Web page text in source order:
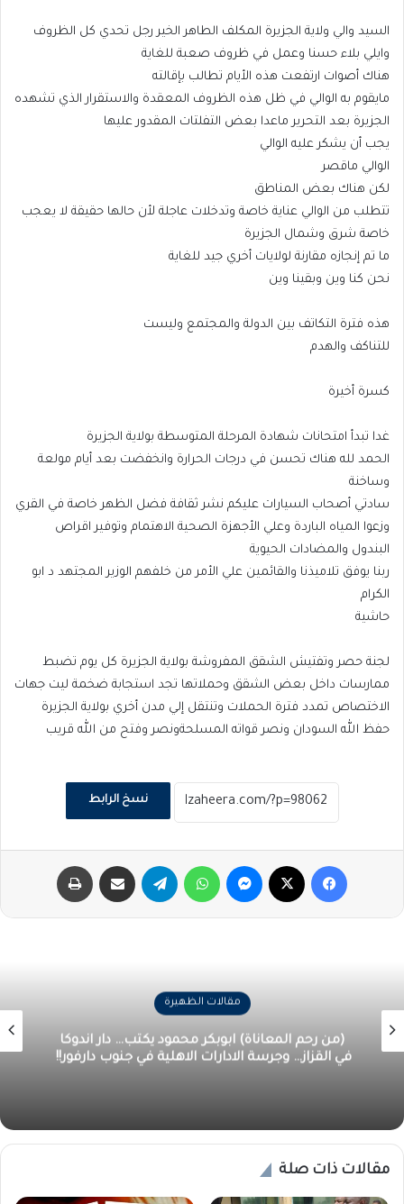
السيد والي ولاية الجزيرة المكلف الطاهر الخير رجل تحدي كل الظروف
وايلي بلاء حسنا وعمل في ظروف صعبة للغاية
هناك أصوات ارتفعت هذه الأيام تطالب بإقالته
مايقوم به الوالي في ظل هذه الظروف المعقدة والاستقرار الذي تشهده
الجزيرة بعد التحرير ماعدا بعض التفلتات المقدور عليها
يجب أن يشكر عليه الوالي
الوالي ماقصر
لكن هناك بعض المناطق
تتطلب من الوالي عناية خاصة وتدخلات عاجلة لأن حالها حقيقة لا يعجب
خاصة شرق وشمال الجزيرة
ما تم إنجازه مقارنة لولايات أخري جيد للغاية
نحن كنا وين وبقينا وين
هذه فترة التكاتف بين الدولة والمجتمع وليست
للتناكف والهدم
كسرة أخيرة
غدا تبدأ امتحانات شهادة المرحلة المتوسطة بولاية الجزيرة
الحمد لله هناك تحسن في درجات الحرارة وانخفضت بعد أيام مولعة
وساخنة
سادتي أصحاب السيارات عليكم نشر ثقافة فضل الظهر خاصة في القري
وزعوا المياه الباردة وعلي الأجهزة الصحية الاهتمام وتوفير اقراص
البندول والمضادات الحيوية
ربنا يوفق تلاميذنا والقائمين علي الأمر من خلفهم الوزير المجتهد د ابو
الكرام
حاشية
لجنة حصر وتفتيش الشقق المفروشة بولاية الجزيرة كل يوم تضبط
ممارسات داخل بعض الشقق وحملاتها تجد استجابة ضخمة ليت جهات
الاختصاص تمدد فترة الحملات وتنتقل إلي مدن أخري بولاية الجزيرة
حفظ الله السودان ونصر قواته المسلحةونصر وفتح من الله قريب
نسخ الرابط
فيسبوك ماسنجر واتساب تيلقرام مشاركة عبر البريد
مقالات الظهيرة
(من رحم المعاناة) ابوبكر محمود يكتب… دار اندوكا
في القزاز… وجرسة الادارات الاهلية في جنوب دارفور!!
مقالات ذات صلة